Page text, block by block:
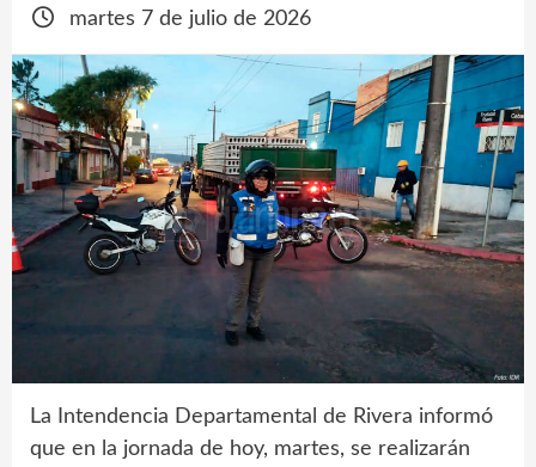
martes 7 de julio de 2026
La Intendencia Departamental de Rivera informó
que en la jornada de hoy, martes, se realizarán